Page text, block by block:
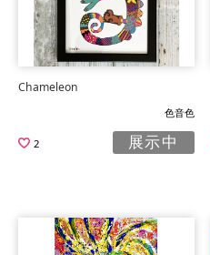
Chameleon
色音色
2 展示中